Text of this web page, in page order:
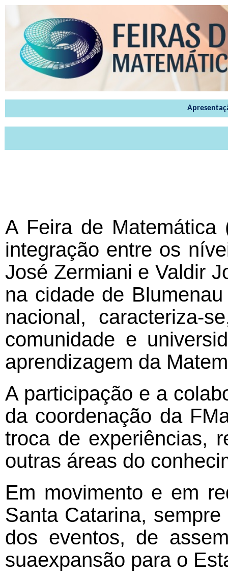
A Feira de Matemática
integração entre os
José Zermiani e Valdir
na cidade de
nacional, caracteriza-
comunidade e
aprendizagem da
A participação e a
da coordenação da
troca de experiências,
outras áreas do
Em movimento e em
Santa Catarina,
dos eventos, de
suaexpansão para o